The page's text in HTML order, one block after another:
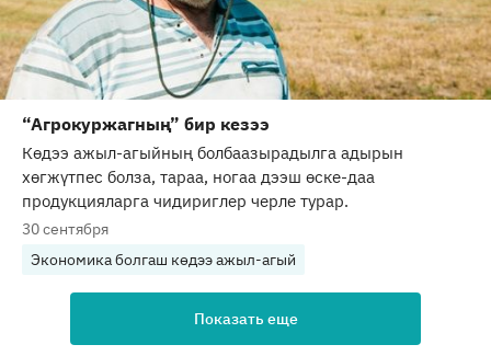
“Агрокуржагның” бир кезээ
Көдээ ажыл-агыйның болбаазырадылга адырын
хөгжүтпес болза, тараа, ногаа дээш өске-даа
продукцияларга чидириглер черле турар.
30 сентября
Экономика болгаш көдээ ажыл-агый
Показать еще